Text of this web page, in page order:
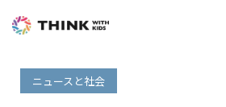
ニュースと社会